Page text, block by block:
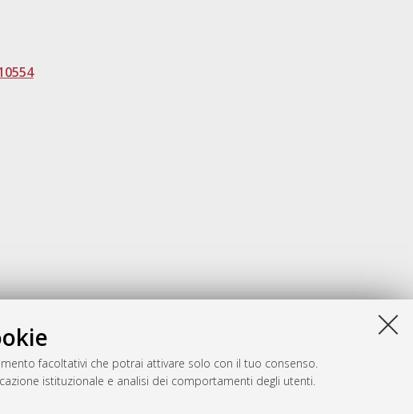
facoltativi che potrai attivare solo con il tuo consenso.
istituzionale e analisi dei comportamenti degli utenti.